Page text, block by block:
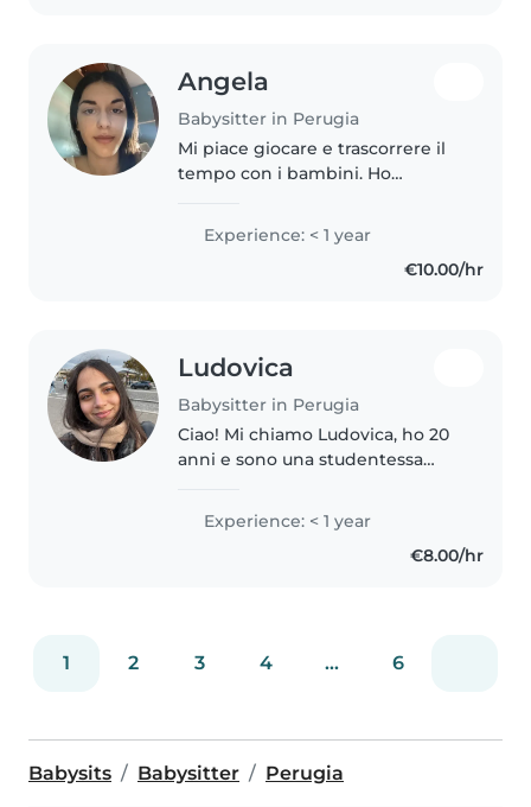
Angela
Babysitter in Perugia
Mi piace giocare e trascorrere il
tempo con i bambini. Ho
prescolare e scolare, amo
disegnare e sono a mio agio con
animali, cucina e faccende. Parlo..
Experience: < 1 year
€10.00/hr
Ludovica
Babysitter in Perugia
Ciao! Mi chiamo Ludovica, ho 20
anni e sono una studentessa
frequento il corso di laurea in
Psicologia presso l'Università
degli Studi di Perugia. Nel 2024..
Experience: < 1 year
€8.00/hr
1 2 3 4 ... 6
Babysits Babysitter Perugia